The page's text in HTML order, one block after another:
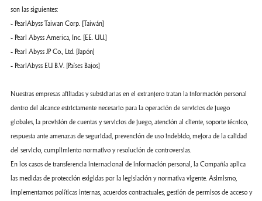
son las siguientes:
- PearlAbyss Taiwan Corp. [Taiwán]
- Pearl Abyss America, Inc. [EE. UU.]
- Pearl Abyss JP Co., Ltd. [Japón]
- PearlAbyss EU B.V. [Países Bajos]
Nuestras empresas afiliadas y subsidiarias en el extranjero tratan la información personal
dentro del alcance estrictamente necesario para la operación de servicios de juego
globales, la provisión de cuentas y servicios de juego, atención al cliente, soporte técnico,
respuesta ante amenazas de seguridad, prevención de uso indebido, mejora de la calidad
del servicio, cumplimiento normativo y resolución de controversias.
En los casos de transferencia internacional de información personal, la Compañía aplica
las medidas de protección exigidas por la legislación y normativa vigente. Asimismo,
implementamos políticas internas, acuerdos contractuales, gestión de permisos de acceso y